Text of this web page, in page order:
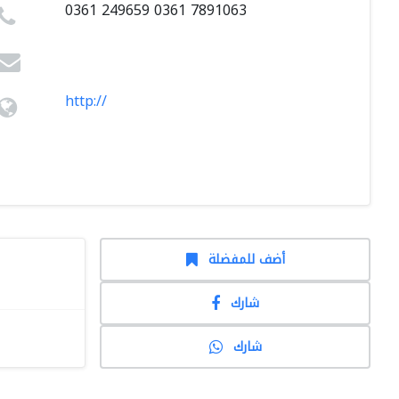
0361 249659 0361 7891063
http://
أضف للمفضلة
شارك
شارك